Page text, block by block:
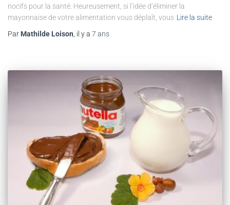
nocifs pour la santé. Heureusement, si l’idée d’éliminer la
mayonnaise de votre alimentation vous déplaît, vous Lire la suite
Par Mathilde Loison, il y a 7 ans